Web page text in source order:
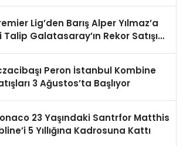
Lig’den Barış Alper Yılmaz’a
Talip Galatasaray’ın Rekor Satışını
Peron İstanbul Kombine
3 Ağustos’ta Başlıyor
23 Yaşındaki Santrfor Matthis
5 Yıllığına Kadrosuna Kattı